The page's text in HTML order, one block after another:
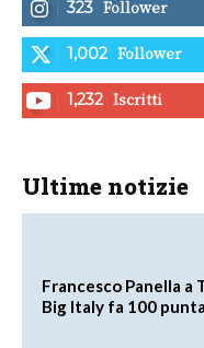
323 Follower
1,002 Follower
1,232 Iscritti
Ultime notizie
Francesco Panella a
Big Italy fa 100